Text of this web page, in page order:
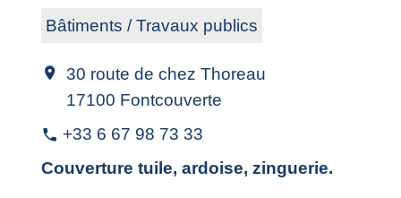
Bâtiments / Travaux publics
location_on
30 route de chez Thoreau
17100 Fontcouverte
phone +33 6 67 98 73 33
Couverture tuile, ardoise, zinguerie.